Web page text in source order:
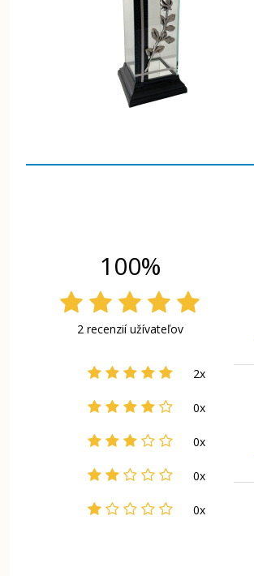
100%
2 recenzií užívateľov
2x
0x
0x
0x
0x